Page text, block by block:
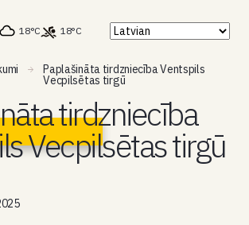
18°C 18°C
Paplašināta tirdzniecība Ventspils
Vecpilsētas tirgū
tirdzniecība
Vecpilsētas tirgū